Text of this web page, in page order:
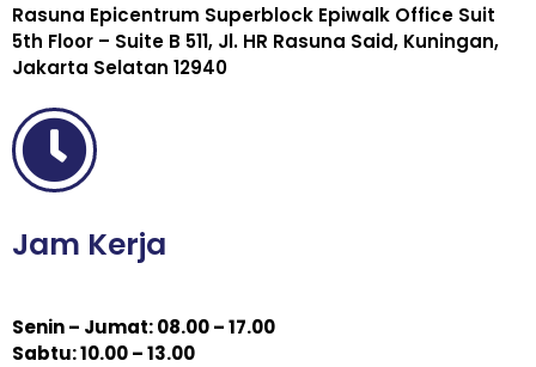
Rasuna Epicentrum Superblock Epiwalk Office Suit
5th Floor – Suite B 511, Jl. HR Rasuna Said, Kuningan,
Jakarta Selatan 12940
Jam Kerja
Senin – Jumat: 08.00 – 17.00
Sabtu: 10.00 – 13.00